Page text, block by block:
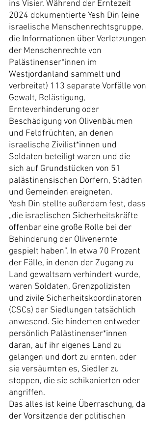
ins Visier. Während der Erntezeit
2024 dokumentierte Yesh Din (eine
israelische Menschenrechtsgruppe,
die Informationen über Verletzungen
der Menschenrechte von
Palästinenser*innen im
Westjordanland sammelt und
verbreitet) 113 separate Vorfälle von
Gewalt, Belästigung,
Ernteverhinderung oder
Beschädigung von Olivenbäumen
und Feldfrüchten, an denen
israelische Zivilist*innen und
Soldaten beteiligt waren und die
sich auf Grundstücken von 51
palästinensischen Dörfern, Städten
und Gemeinden ereigneten.
Yesh Din stellte außerdem fest, dass
„die israelischen Sicherheitskräfte
offenbar eine große Rolle bei der
Behinderung der Olivenernte
gespielt haben”. In etwa 70 Prozent
der Fälle, in denen der Zugang zu
Land gewaltsam verhindert wurde,
waren Soldaten, Grenzpolizisten
und zivile Sicherheitskoordinatoren
(CSCs) der Siedlungen tatsächlich
anwesend. Sie hinderten entweder
persönlich Palästinenser*innen
daran, auf ihr eigenes Land zu
gelangen und dort zu ernten, oder
sie versäumten es, Siedler zu
stoppen, die sie schikanierten oder
angriffen.
Das alles ist keine Überraschung, da
der Vorsitzende der politischen